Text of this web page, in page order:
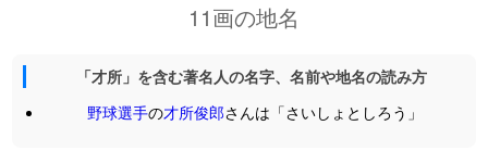
11画の地名
「才所」を含む著名人の名字、名前や地名の読み方
野球選手の才所俊郎さんは「さいしょとしろう」